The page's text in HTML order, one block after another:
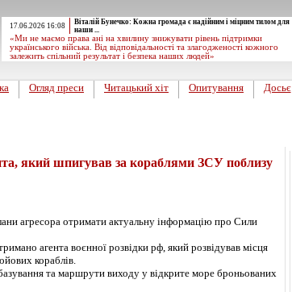
17.06.2026 16:08
Віталій Бунечко: Кожна громада є надійним і міцним тилом для
наши ...
«Ми не маємо права ані на хвилину знижувати рівень підтримки
українського війська. Від відповідальності та злагодженості кожного
залежить спільний результат і безпека наших людей»
Огляд преси Читацький хіт Опитування Досьє
який шпигував за кораблями ЗСУ поблизу
агресора отримати актуальну інформацію про Сили
агента воєнної розвідки рф, який розвідував місця
кораблів.
та маршрути виходу у відкрите море броньованих